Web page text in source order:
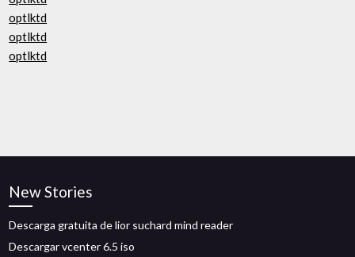
optlktd
optlktd
optlktd
New Stories
Descarga gratuita de lior suchard mind reader
Descargar vcenter 6.5 iso